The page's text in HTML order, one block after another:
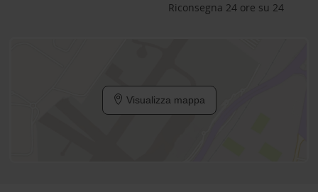
Riconsegna 24 ore su 24
Visualizza mappa